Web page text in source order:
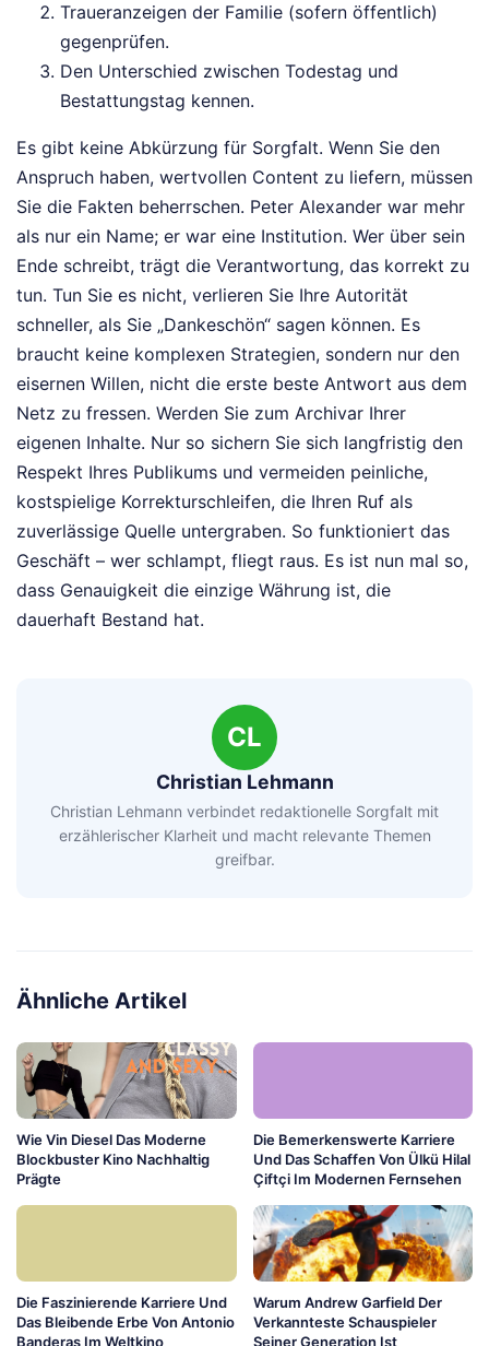
Traueranzeigen der Familie (sofern öffentlich)
gegenprüfen.
Den Unterschied zwischen Todestag und
Bestattungstag kennen.
Es gibt keine Abkürzung für Sorgfalt. Wenn Sie den
Anspruch haben, wertvollen Content zu liefern, müssen
Sie die Fakten beherrschen. Peter Alexander war mehr
als nur ein Name; er war eine Institution. Wer über sein
Ende schreibt, trägt die Verantwortung, das korrekt zu
tun. Tun Sie es nicht, verlieren Sie Ihre Autorität
schneller, als Sie „Dankeschön“ sagen können. Es
braucht keine komplexen Strategien, sondern nur den
eisernen Willen, nicht die erste beste Antwort aus dem
Netz zu fressen. Werden Sie zum Archivar Ihrer
eigenen Inhalte. Nur so sichern Sie sich langfristig den
Respekt Ihres Publikums und vermeiden peinliche,
kostspielige Korrekturschleifen, die Ihren Ruf als
zuverlässige Quelle untergraben. So funktioniert das
Geschäft – wer schlampt, fliegt raus. Es ist nun mal so,
dass Genauigkeit die einzige Währung ist, die
dauerhaft Bestand hat.
CL
Christian Lehmann
Christian Lehmann verbindet redaktionelle Sorgfalt mit
erzählerischer Klarheit und macht relevante Themen
greifbar.
Ähnliche Artikel
Wie Vin Diesel Das Moderne
Blockbuster Kino Nachhaltig
Prägte
Die Bemerkenswerte Karriere
Und Das Schaffen Von Ülkü Hilal
Çiftçi Im Modernen Fernsehen
Die Faszinierende Karriere Und
Das Bleibende Erbe Von Antonio
Banderas Im Weltkino
Warum Andrew Garfield Der
Verkannteste Schauspieler
Seiner Generation Ist